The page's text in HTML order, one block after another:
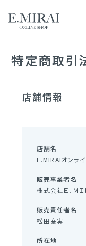
アイテム一覧
スキンケ
サプリメ
ブランドストー
会社概要
E.MIRAI会員に
プライバシーポ
特定商取引法に
返品規約
お問い合わせ
GUIDE
ショッピングガイ
お支払い方法に
配送・送料につ
会員規約
FOLLOW US
特定商取引
店舗情報
店舗名
E.MIRAIオンラ
販売事業者名
株式会社Ｅ．ＭＩ
販売責任者名
松田泰実
所在地